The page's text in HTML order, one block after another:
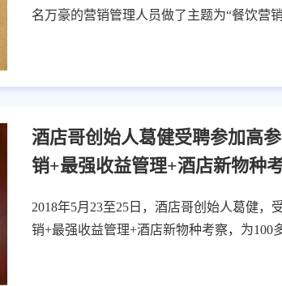
名万豪的营销管理人员做了主题为“餐饮营
酒店哥创始人葛健受聘参加高
销+最强收益管理+酒店新物种
2018年5月23至25日，酒店哥创始人葛健，
销+最强收益管理+酒店新物种考察，为100